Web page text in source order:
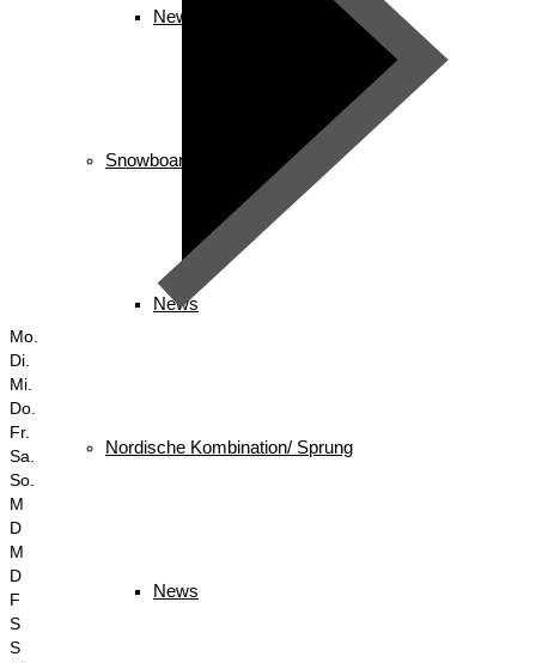
News
Snowboard
News
Nordische Kombination/ Sprung
News
Mo.
Di.
Mi.
Do.
Fr.
Sa.
So.
M
D
M
D
F
S
S